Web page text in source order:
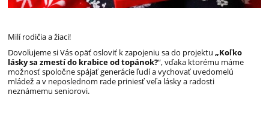
Milí rodičia a žiaci!
Dovoľujeme si Vás opäť osloviť k zapojeniu sa do projektu „Koľko
lásky sa zmestí do krabice od topánok?“, vďaka ktorému máme
možnosť spoločne spájať generácie ľudí a vychovať uvedomelú
mládež a v neposlednom rade priniesť veľa lásky a radosti
neznámemu seniorovi.